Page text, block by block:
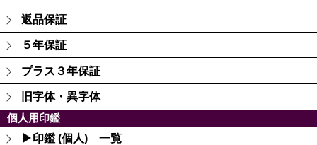
返品保証
５年保証
プラス３年保証
旧字体・異字体
個人用印鑑
▶印鑑 (個人) 一覧